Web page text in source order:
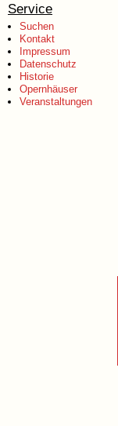
Service
Suchen
Kontakt
Impressum
Datenschutz
Historie
Opernhäuser
Veranstaltungen